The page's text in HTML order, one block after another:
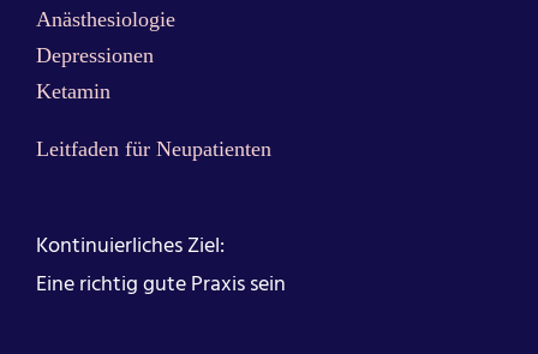
Anästhesiologie
Depressionen
Ketamin
Leitfaden für Neupatienten
Kontinuierliches Ziel:
Eine richtig gute Praxis sein